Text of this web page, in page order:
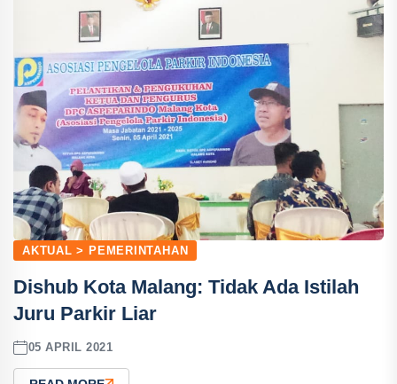
AKTUAL > PEMERINTAHAN
Dishub Kota Malang: Tidak Ada Istilah
Juru Parkir Liar
05 APRIL 2021